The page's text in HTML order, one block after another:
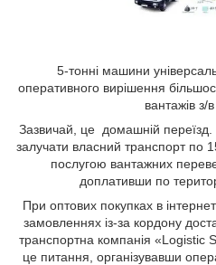
5-тонні машини
оперативного вирішення
вантажів з/в
Зазвичай, це домашній
залучати власний транспорт по
послугою вантажних
доплативши по
При оптових покупках в
замовленнях із-за кордону
транспортна компанія «Logistic
це питання, організувавши